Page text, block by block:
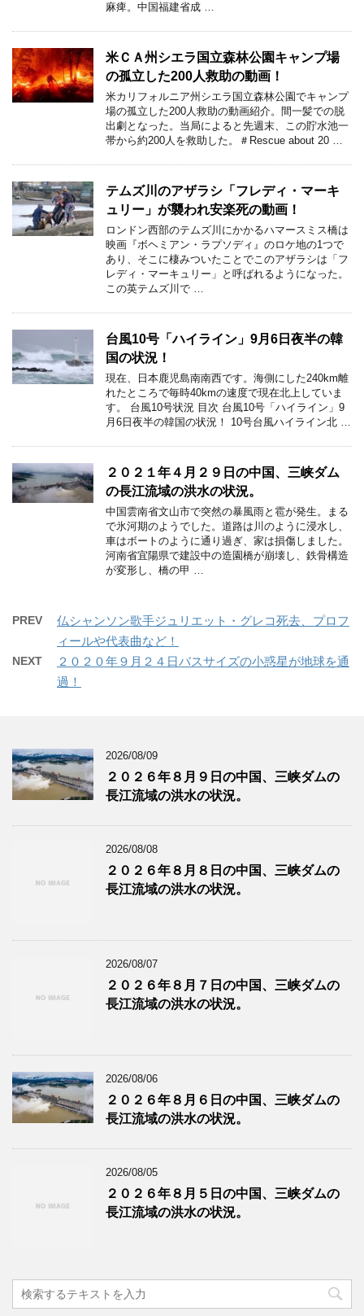
麻痺。中国福建省成 …
米ＣＡ州シエラ国立森林公園キャンプ場
の孤立した200人救助の動画！
米カリフォルニア州シエラ国立森林公園でキャンプ
場の孤立した200人救助の動画紹介。間一髪での脱
出劇となった。当局によると先週末、この貯水池一
帯から約200人を救助した。＃Rescue about 20 …
テムズ川のアザラシ「フレディ・マーキ
ュリー」が襲われ安楽死の動画！
ロンドン西部のテムズ川にかかるハマースミス橋は
映画『ボヘミアン・ラプソディ』のロケ地の1つで
あり、そこに棲みついたことでこのアザラシは「フ
レディ・マーキュリー」と呼ばれるようになった。
この英テムズ川で …
台風10号「ハイライン」9月6日夜半の韓
国の状況！
現在、日本鹿児島南南西です。海側にした240km離
れたところで毎時40kmの速度で現在北上していま
す。 台風10号状況 目次 台風10号「ハイライン」9
月6日夜半の韓国の状況！ 10号台風ハイライン北 …
２０２１年４月２９日の中国、三峡ダム
の長江流域の洪水の状況。
中国雲南省文山市で突然の暴風雨と雹が発生。まる
で氷河期のようでした。道路は川のように浸水し、
車はボートのように通り過ぎ、家は損傷しました。
河南省宜陽県で建設中の造園橋が崩壊し、鉄骨構造
が変形し、橋の甲 …
PREV
仏シャンソン歌手ジュリエット・グレコ死去、プロフ
ィールや代表曲など！
NEXT
２０２０年９月２４日バスサイズの小惑星が地球を通
過！
2026/08/09
２０２６年８月９日の中国、三峡ダムの
長江流域の洪水の状況。
2026/08/08
２０２６年８月８日の中国、三峡ダムの
長江流域の洪水の状況。
2026/08/07
２０２６年８月７日の中国、三峡ダムの
長江流域の洪水の状況。
2026/08/06
２０２６年８月６日の中国、三峡ダムの
長江流域の洪水の状況。
2026/08/05
２０２６年８月５日の中国、三峡ダムの
長江流域の洪水の状況。